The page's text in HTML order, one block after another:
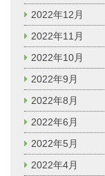
2022年12月
2022年11月
2022年10月
2022年9月
2022年8月
2022年6月
2022年5月
2022年4月